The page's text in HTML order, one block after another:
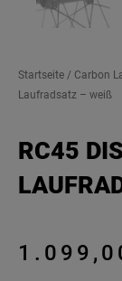
Startseite / Carbon
Laufradsatz – weiß
RC45